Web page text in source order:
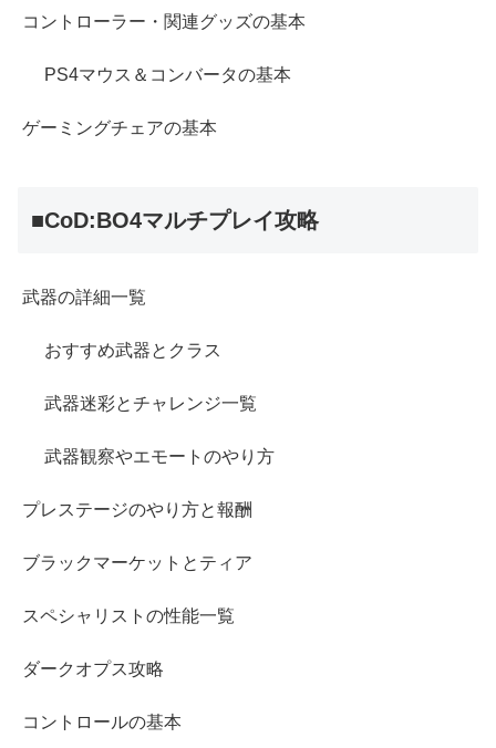
コントローラー・関連グッズの基本
PS4マウス＆コンバータの基本
ゲーミングチェアの基本
■CoD:BO4マルチプレイ攻略
武器の詳細一覧
おすすめ武器とクラス
武器迷彩とチャレンジ一覧
武器観察やエモートのやり方
プレステージのやり方と報酬
ブラックマーケットとティア
スペシャリストの性能一覧
ダークオプス攻略
コントロールの基本